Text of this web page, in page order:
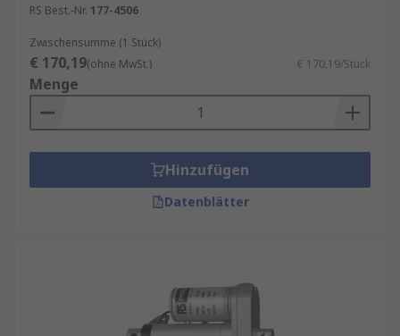
RS Best.-Nr. 177-4506
Zwischensumme (1 Stück)
€ 170,19(ohne MwSt.) € 170,19/Stück
Menge
Hinzufügen
Datenblätter